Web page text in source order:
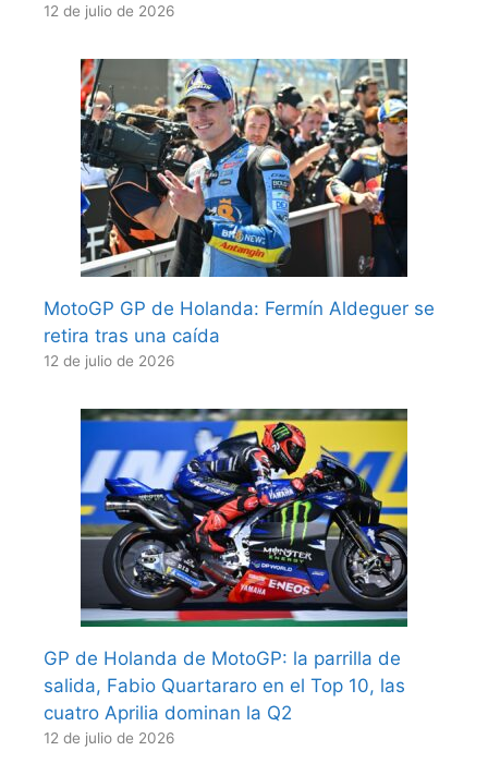
12 de julio de 2026
MotoGP GP de Holanda: Fermín Aldeguer se
retira tras una caída
12 de julio de 2026
GP de Holanda de MotoGP: la parrilla de
salida, Fabio Quartararo en el Top 10, las
cuatro Aprilia dominan la Q2
12 de julio de 2026